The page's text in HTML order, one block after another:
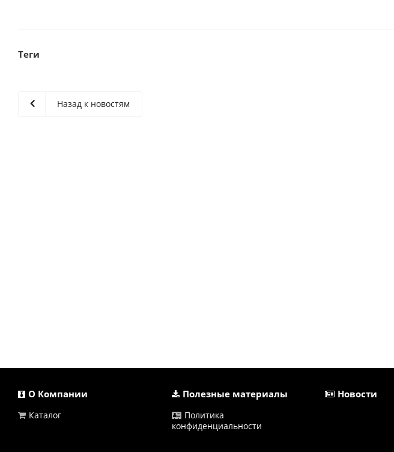
Теги
Назад к новостям
О Компании
Каталог
Полезные материалы
Политика
конфиденциальности
Новости